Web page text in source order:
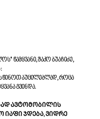
წამყვანი, შაკო ბუაჩიძე,
აუცილებლად, როცა
გვინდა.
ᲐᲕᲢᲝᲛᲝᲑᲘᲚᲘᲡ
ᲘᲐᲤᲘ ᲯᲓᲔᲑᲐ, ᲕᲘᲓᲠᲔ